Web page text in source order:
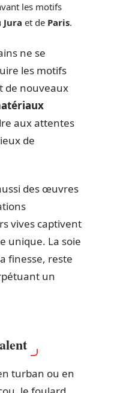
les motifs
Jura et de Paris.
ne se
les motifs
de nouveaux
aux attentes
de
des œuvres
vives captivent
unique. La soie
finesse, reste
un
turban ou en